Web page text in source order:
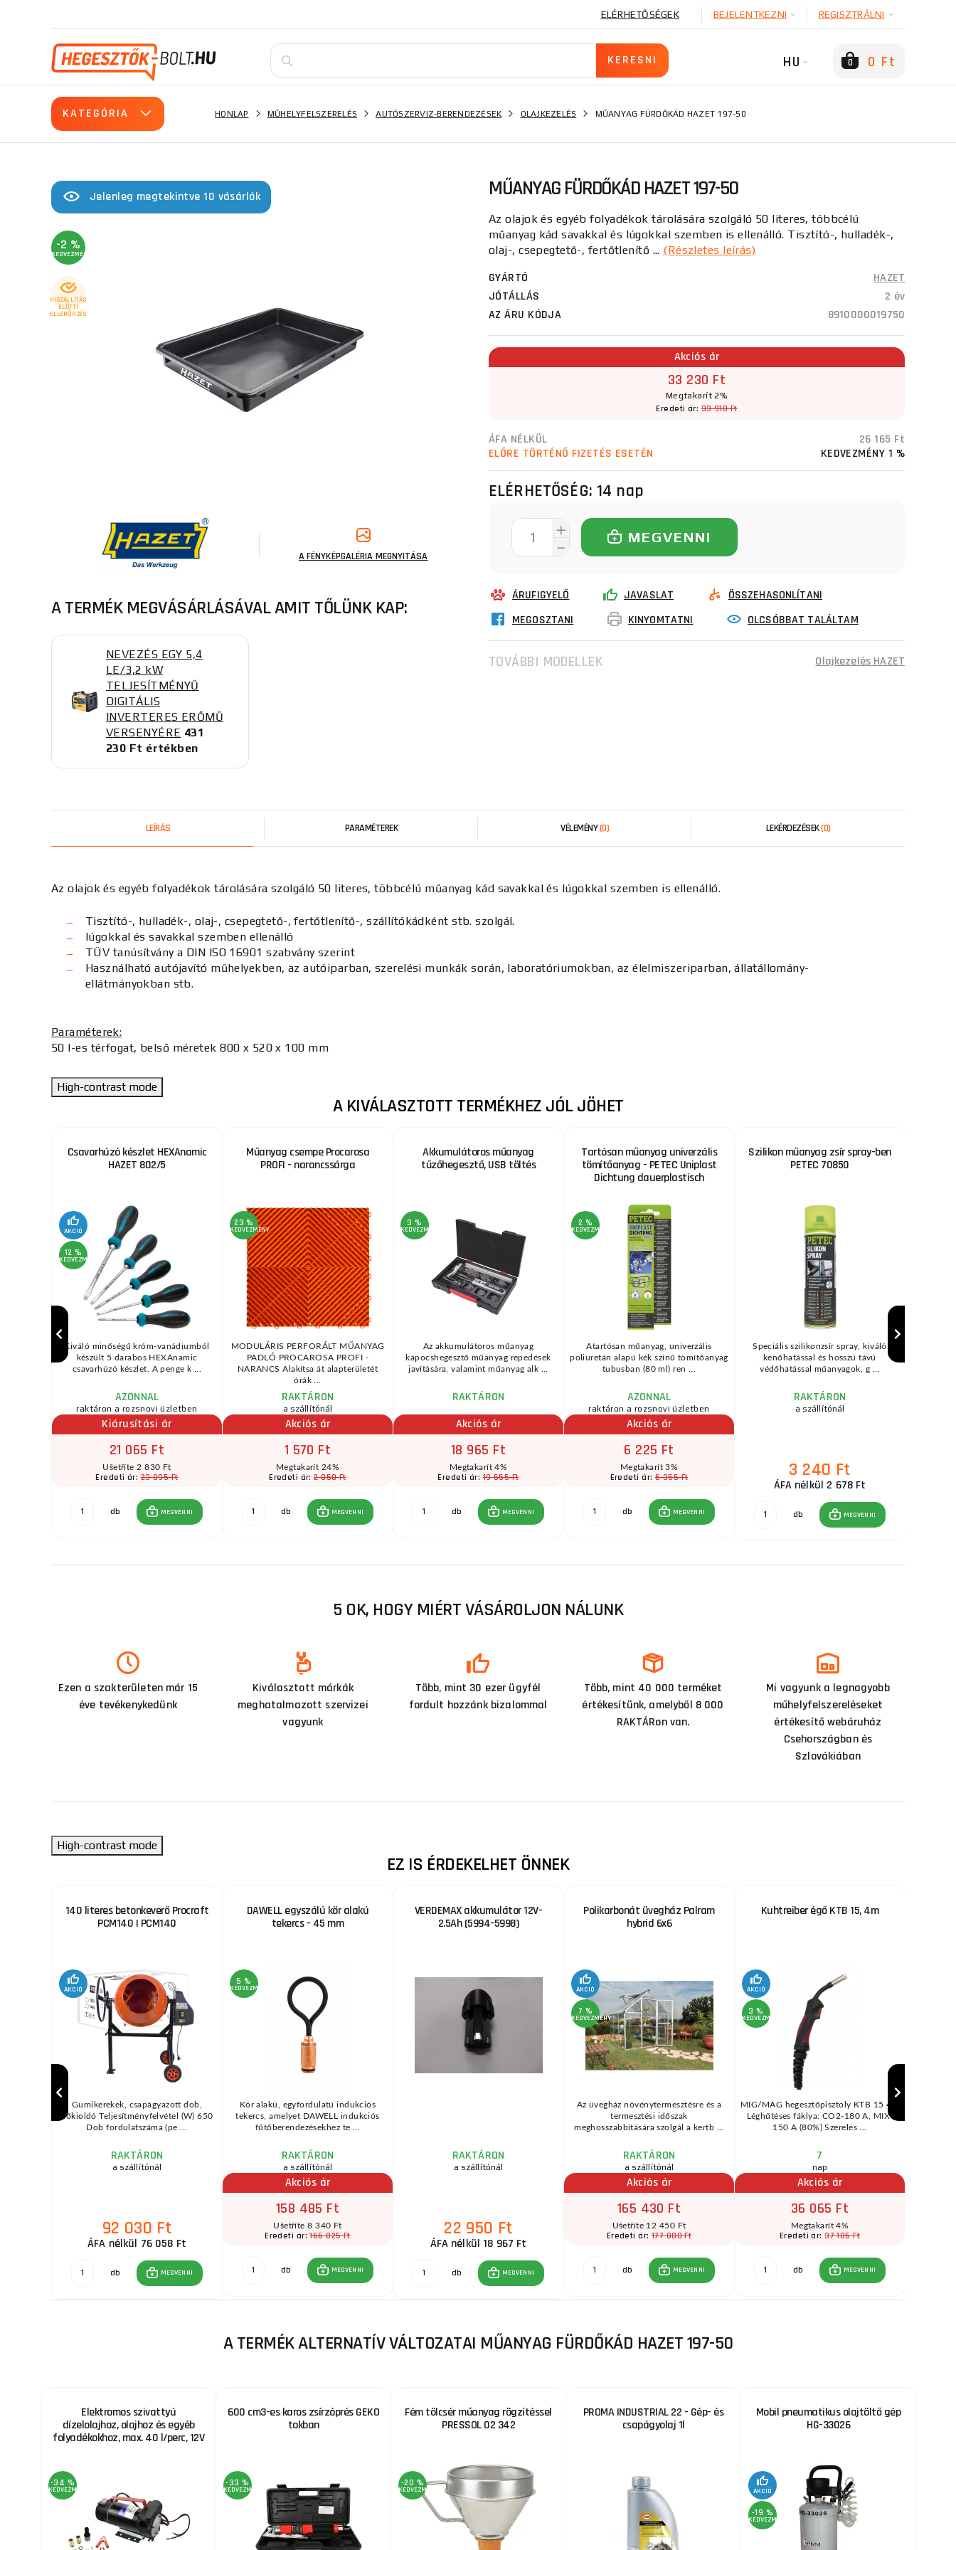
ELÉRHETŐSÉGEK BEJELENTKEZNI REGISZTRÁLNI
HU 0 0 Ft
KATEGÓRIA HONLAP MŰHELYFELSZERELÉS AUTÓSZERVIZ-BERENDEZÉSEK OLAJKEZELÉS MŰANYAG FÜRDŐKÁD HAZET 197-50
Jelenleg megtekintve 10 vásárlók
-2 %
KEDVEZMÉNY
KISZÁLLÍTÁS
ELŐTTI
ELLENŐRZÉS
A FÉNYKÉPGALÉRIA MEGNYITÁSA
A TERMÉK MEGVÁSÁRLÁSÁVAL AMIT TŐLÜNK KAP:
NEVEZÉS EGY 5,4
LE/3,2 kW
TELJESÍTMÉNYŰ
DIGITÁLIS
INVERTERES ERŐMŰ
VERSENYÉRE 431
230 Ft értékben
MŰANYAG FÜRDŐKÁD HAZET 197-50
Az olajok és egyéb folyadékok tárolására szolgáló 50 literes, többcélú
műanyag kád savakkal és lúgokkal szemben is ellenálló. Tisztító-, hulladék-,
olaj-, csepegtető-, fertőtlenítő ... (Részletes leírás)
GYÁRTÓ
HAZET
JÓTÁLLÁS
2 év
AZ ÁRU KÓDJA
8910000019750
Akciós ár
33 230 Ft
Megtakarít 2%
Eredeti ár:33 910 Ft
ÁFA NÉLKÜL
26 165 Ft
ELŐRE TÖRTÉNŐ FIZETÉS ESETÉN
KEDVEZMÉNY 1 %
ELÉRHETŐSÉG: 14 nap
MEGVENNI
ÁRUFIGYELŐ JAVASLAT
ÖSSZEHASONLÍTANI
MEGOSZTANI
KINYOMTATNI OLCSÓBBAT TALÁLTAM
TOVÁBBI MODELLEK Olajkezelés HAZET
LEÍRÁS PARAMÉTEREK VÉLEMÉNY(0) LEKÉRDEZÉSEK(0)
Az olajok és egyéb folyadékok tárolására szolgáló 50 literes, többcélú műanyag kád savakkal és lúgokkal szemben is ellenálló.
Tisztító-, hulladék-, olaj-, csepegtető-, fertőtlenítő-, szállítókádként stb. szolgál.
lúgokkal és savakkal szemben ellenálló
TÜV tanúsítvány a DIN ISO 16901 szabvány szerint
Használható autójavító műhelyekben, az autóiparban, szerelési munkák során, laboratóriumokban, az élelmiszeriparban, állatállomány-
ellátmányokban stb.
Paraméterek:
50 l-es térfogat, belső méretek 800 x 520 x 100 mm
High-contrast mode
A KIVÁLASZTOTT TERMÉKHEZ JÓL JÖHET
Csavarhúzó készlet HEXAnamic
HAZET 802/5
AKCIÓ
12 %
KEDVEZMÉNY
Kiváló minőségű króm-vanádiumból
készült 5 darabos HEXAnamic
csavarhúzó készlet. A penge k ...
AZONNAL
raktáron a rozsnovi üzletben
Kiárusítási ár
21 065 Ft
Ušetříte 2 830 Ft
Eredeti ár:23 895 Ft
db MEGVENNI
Műanyag csempe Procarosa
PROFI - narancssárga
23 %
KEDVEZMÉNY
MODULÁRIS PERFORÁLT MŰANYAG
PADLÓ PROCAROSA PROFI -
NARANCS Alakítsa át alapterületét
órák ...
RAKTÁRON
a szállítónál
Akciós ár
1 570 Ft
Megtakarít 24%
Eredeti ár:2 050 Ft
db MEGVENNI
Akkumulátoros műanyag
tűzőhegesztő, USB töltés
3 %
KEDVEZMÉNY
Az akkumulátoros műanyag
kapocshegesztő műanyag repedések
javítására, valamint műanyag alk ...
RAKTÁRON
Akciós ár
18 965 Ft
Megtakarít 4%
Eredeti ár:19 555 Ft
db MEGVENNI
Tartósan műanyag univerzális
tömítőanyag - PETEC Uniplast
Dichtung dauerplastisch
2 %
KEDVEZMÉNY
Atartósan műanyag, univerzális
poliuretán alapú kék színű tömítőanyag
tubusban (80 ml) ren ...
AZONNAL
raktáron a rozsnovi üzletben
Akciós ár
6 225 Ft
Megtakarít 3%
Eredeti ár:6 355 Ft
db MEGVENNI
Szilikon műanyag zsír spray-ben
PETEC 70850
Speciális szilikonzsír spray, kiváló
kenőhatással és hosszú távú
védőhatással műanyagok, g ...
RAKTÁRON
a szállítónál
3 240 Ft
ÁFA nélkül 2 678 Ft
db MEGVENNI
5 OK, HOGY MIÉRT VÁSÁROLJON NÁLUNK
Ezen a szakterületen már 15
éve tevékenykedünk
Kiválasztott márkák
meghatalmazott szervizei
vagyunk
Több, mint 30 ezer ügyfél
fordult hozzánk bizalommal
Több, mint 40 000 terméket
értékesítünk, amelyből 8 000
RAKTÁRon van.
Mi vagyunk a legnagyobb
műhelyfelszereléseket
értékesítő webáruház
Csehországban és
Szlovákiában
High-contrast mode
EZ IS ÉRDEKELHET ÖNNEK
140 literes betonkeverő Procraft
PCM140 | PCM140
AKCIÓ
Gumikerekek, csapágyazott dob,
hőkioldó Teljesítményfelvétel (W) 650
Dob fordulatszáma (pe ...
RAKTÁRON
a szállítónál
92 030 Ft
ÁFA nélkül 76 058 Ft
db MEGVENNI
DAWELL egyszálú kör alakú
tekercs - 45 mm
5 %
KEDVEZMÉNY
Kör alakú, egyfordulatú indukciós
tekercs, amelyet DAWELL indukciós
fűtőberendezésekhez te ...
RAKTÁRON
a szállítónál
Akciós ár
158 485 Ft
Ušetříte 8 340 Ft
Eredeti ár:166 825 Ft
db MEGVENNI
VERDEMAX akkumulátor 12V-
2.5Ah (5994-5998)
RAKTÁRON
a szállítónál
22 950 Ft
ÁFA nélkül 18 967 Ft
db MEGVENNI
Polikarbonát üvegház Palram
hybrid 6x6
AKCIÓ
7 %
KEDVEZMÉNY
Az üvegház növénytermesztésre és a
termesztési időszak
meghosszabbítására szolgál a kertb ...
RAKTÁRON
a szállítónál
Akciós ár
165 430 Ft
Ušetříte 12 450 Ft
Eredeti ár: 177 880 Ft
db MEGVENNI
Kuhtreiber égő KTB 15, 4m
AKCIÓ
3 %
KEDVEZMÉNY
MIG/MAG hegesztőpisztoly KTB 15 4m
Léghűtéses fáklya: CO2-180 A, MIX-
150 A (80%) Szerelés ...
7
nap
Akciós ár
36 065 Ft
Megtakarít 4%
Eredeti ár:37 185 Ft
db MEGVENNI
A TERMÉK ALTERNATÍV VÁLTOZATAI MŰANYAG FÜRDŐKÁD HAZET 197-50
Elektromos szivattyú
dízelolajhoz, olajhoz és egyéb
folyadékokhoz, max. 40 l/perc, 12V
-34 %
KEDVEZMÉNY
600 cm3-es karos zsírzóprés GEKO
tokban
-33 %
KEDVEZMÉNY
Fém tölcsér műanyag rögzítéssel
PRESSOL 02 342
-20 %
KEDVEZMÉNY
PROMA INDUSTRIAL 22 - Gép- és
csapágyolaj 1l
Mobil pneumatikus olajtöltő gép
HG-33026
AKCIÓ
-19 %
KEDVEZMÉNY